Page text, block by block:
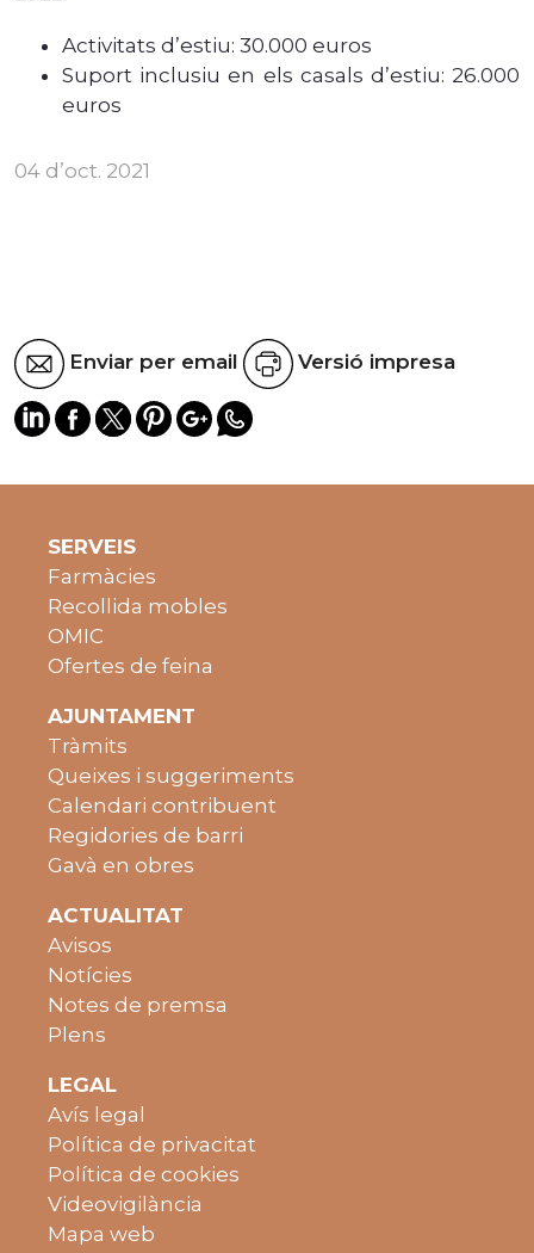
Activitats d’estiu: 30.000 euros
Suport inclusiu en els casals d’estiu: 26.000
euros
04 d’oct. 2021
Enviar per email Versió impresa
SERVEIS
Farmàcies
Recollida mobles
OMIC
Ofertes de feina
AJUNTAMENT
Tràmits
Queixes i suggeriments
Calendari contribuent
Regidories de barri
Gavà en obres
ACTUALITAT
Avisos
Notícies
Notes de premsa
Plens
LEGAL
Avís legal
Política de privacitat
Política de cookies
Videovigilància
Mapa web